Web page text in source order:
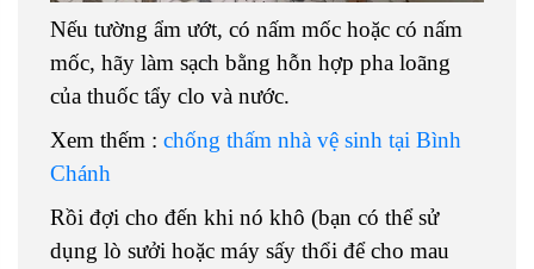
Nếu tường ẩm ướt, có nấm mốc hoặc có nấm
mốc, hãy làm sạch bằng hỗn hợp pha loãng
của thuốc tẩy clo và nước.
Xem thếm : chống thấm nhà vệ sinh tại Bình
Chánh
Rồi đợi cho đến khi nó khô (bạn có thể sử
dụng lò sưởi hoặc máy sấy thổi để cho mau